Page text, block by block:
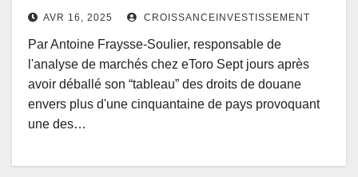
AVR 16, 2025 CROISSANCEINVESTISSEMENT
Par Antoine Fraysse-Soulier, responsable de
l'analyse de marchés chez eToro Sept jours après
avoir déballé son “tableau” des droits de douane
envers plus d'une cinquantaine de pays provoquant
une des…